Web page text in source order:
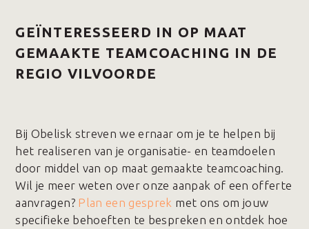
GEÏNTERESSEERD IN OP MAAT
GEMAAKTE TEAMCOACHING IN DE
REGIO VILVOORDE
Bij Obelisk streven we ernaar om je te helpen bij
het realiseren van je organisatie- en teamdoelen
door middel van op maat gemaakte teamcoaching.
Wil je meer weten over onze aanpak of een offerte
aanvragen? Plan een gesprek met ons om jouw
specifieke behoeften te bespreken en ontdek hoe